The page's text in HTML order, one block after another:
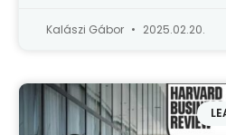
Kalászi Gábor 2025.02.20.